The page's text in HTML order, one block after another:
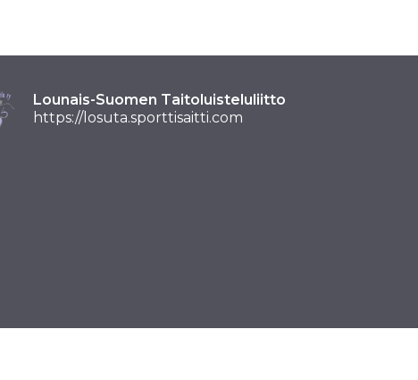
Lounais-Suomen Taitoluisteluliitto
https://losuta.sporttisaitti.com